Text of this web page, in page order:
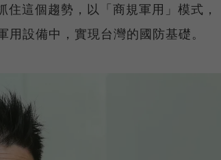
這個趨勢，以「商規軍用」模式，
設備中，實現台灣的國防基礎。